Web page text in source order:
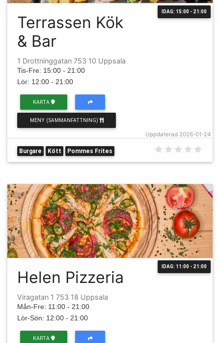
IDAG: 15:00 - 21:00
Terrassen Kök
& Bar
1 Drottninggatan 753 10 Uppsala
Tis-Fre: 15:00 - 21:00
Lör: 12:00 - 21:00
Uppdaterad 2026-01-24
KARTA
MENY (SAMMANFATTNING)
Burgare Kött Pommes Frites
IDAG: 11:00 - 21:00
Helen Pizzeria
Viragatan 1 753 18 Uppsala
Mån-Fre: 11:00 - 21:00
Lör-Sön: 12:00 - 21:00
KARTA